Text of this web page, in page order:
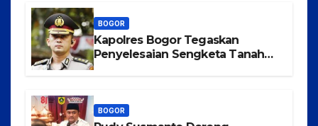
BOGOR
Kapolres Bogor Tegaskan
Penyelesaian Sengketa Tanah
BOGOR